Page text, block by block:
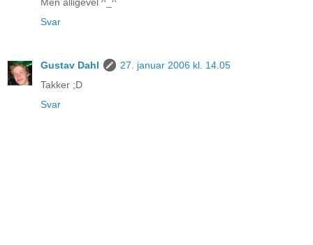
Svar
Gustav Dahl
27. januar 2006 kl. 14.05
Takker ;D
Svar